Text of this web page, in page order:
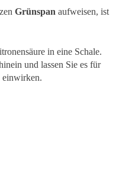
Grünspan aufweisen, ist
in eine Schale.
und lassen Sie es für
einwirken.